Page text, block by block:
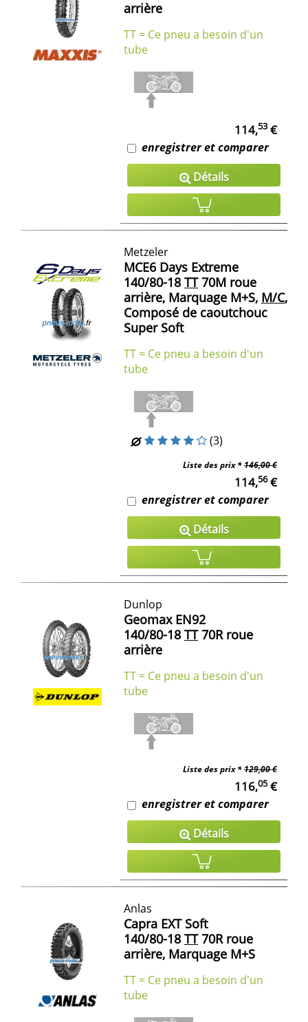
arrière
TT = Ce pneu a besoin d'un
tube
114,53€
enregistrer et comparer
Détails
Metzeler
MCE6 Days Extreme
140/80-18 TT70M roue
arrière, Marquage M+S, M/C,
Composé de caoutchouc
Super Soft
TT = Ce pneu a besoin d'un
tube
(3)
Liste des prix *146,00 €
114,56€
enregistrer et comparer
Détails
Dunlop
Geomax EN92
140/80-18 TT70R roue
arrière
TT = Ce pneu a besoin d'un
tube
Liste des prix *129,00 €
116,05€
enregistrer et comparer
Détails
Anlas
Capra EXT Soft
140/80-18 TT70R roue
arrière, Marquage M+S
TT = Ce pneu a besoin d'un
tube